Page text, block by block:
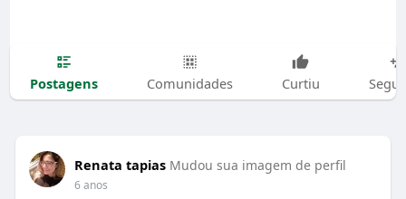
Postagens Comunidades Curtiu
Renata tapias Mudou sua imagem de perfil
6 anos